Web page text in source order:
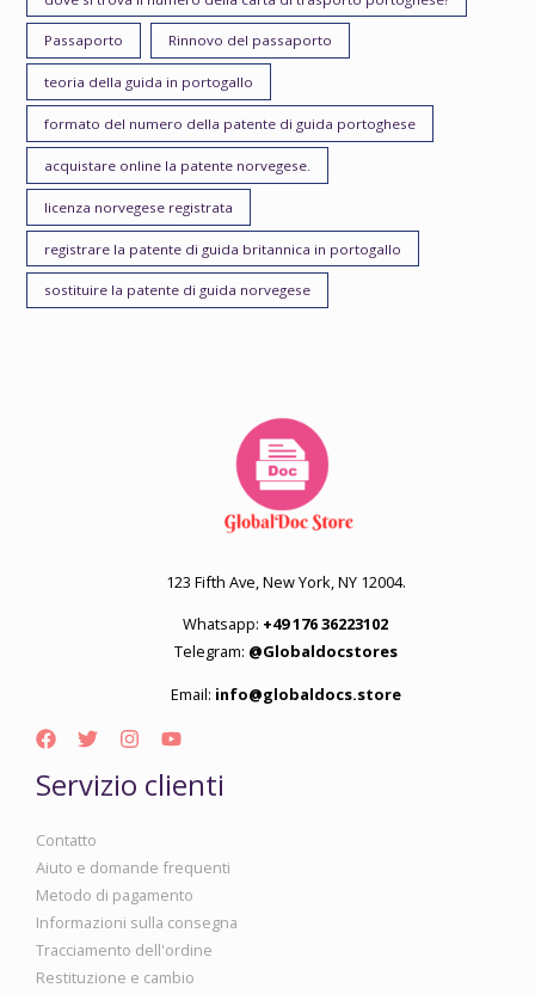
Passaporto Rinnovo del passaporto
teoria della guida in portogallo
formato del numero della patente di guida portoghese
acquistare online la patente norvegese.
licenza norvegese registrata
registrare la patente di guida britannica in portogallo
sostituire la patente di guida norvegese
123 Fifth Ave, New York, NY 12004.
Whatsapp: +49 176 36223102
Telegram: @Globaldocstores
Email: info@globaldocs.store
Servizio clienti
Contatto
Aiuto e domande frequenti
Metodo di pagamento
Informazioni sulla consegna
Tracciamento dell'ordine
Restituzione e cambio